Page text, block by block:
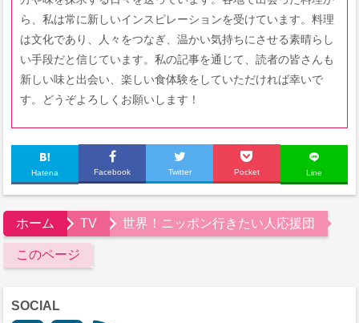
ら、私は常に新しいインスピレーションを受けています。料理
は文化であり、人々をつなぎ、温かい気持ちにさせる素晴らし
い手段だと信じています。私の記事を通じて、読者の皆さんも
新しい味と出会い、楽しい食体験をしていただければ幸いで
す。どうぞよろしくお願いします！
Hatena Facebook Twitter Pocket Line
ホーム TV 世界！ニッポン行きたい人応援団
このページ
SOCIAL